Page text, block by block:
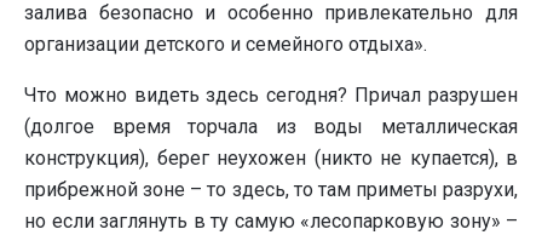
залива безопасно и особенно привлекательно для
организации детского и семейного отдыха».
Что можно видеть здесь сегодня? Причал разрушен
(долгое время торчала из воды металлическая
конструкция), берег неухожен (никто не купается), в
прибрежной зоне – то здесь, то там приметы разрухи,
но если заглянуть в ту самую «лесопарковую зону» –